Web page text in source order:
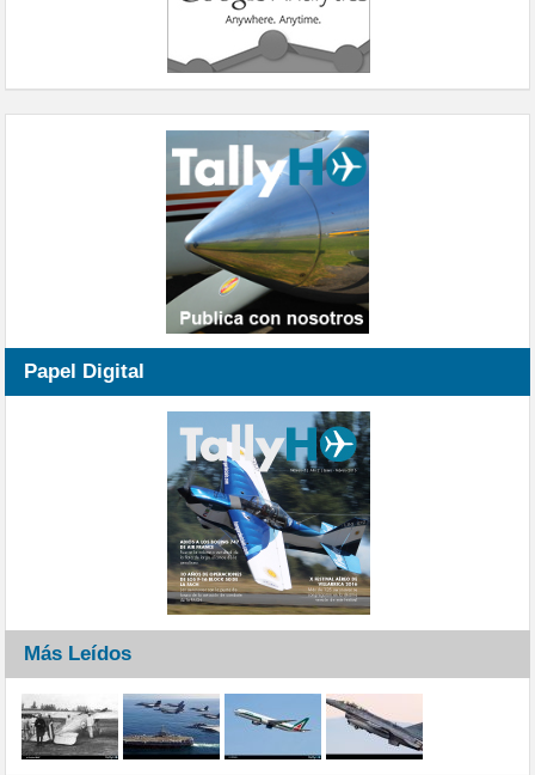
Papel Digital
Más Leídos